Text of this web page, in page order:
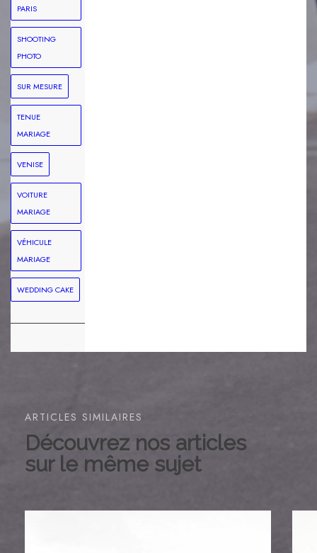
PARIS
SHOOTING
PHOTO
SUR MESURE
TENUE
MARIAGE
VENISE
VOITURE
MARIAGE
VÉHICULE
MARIAGE
WEDDING CAKE
ARTICLES SIMILAIRES
Découvrez nos articles
sur le même sujet